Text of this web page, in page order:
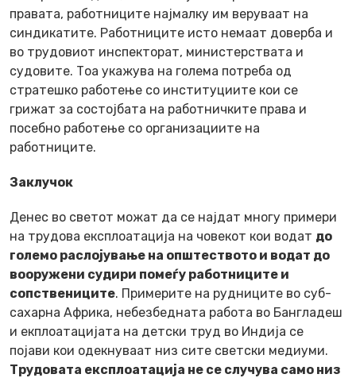
правата, работниците најмалку им веруваат на
синдикатите. Работниците исто немаат доверба и
во трудовиот инспекторат, министерствата и
судовите. Тоа укажува на голема потреба од
стратешко работење со институциите кои се
грижат за состојбата на работничките права и
посебно работење со организациите на
работниците.
Заклучок
Денес во светот можат да се најдат многу примери
на трудова експлоатација на човекот кои водат до
големо раслојување на општеството и водат до
вооружени судири помеѓу работниците и
сопствениците. Примерите на рудниците во суб-
сахарна Африка, небезбедната работа во Бангладеш
и екплоатацијата на детски труд во Индија се
појави кои одекнуваат низ сите светски медиуми.
Трудовата експлоатација не се случува само низ